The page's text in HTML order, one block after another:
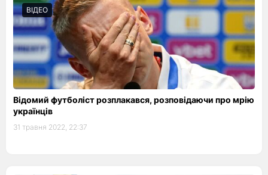
ВІДЕО
Відомий футболіст розплакався, розповідаючи про мрію
українців
31 травня 2022, 22:37